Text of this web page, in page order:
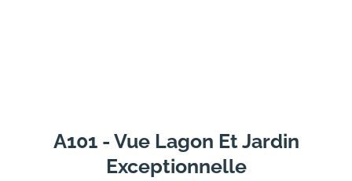
A101 - Vue Lagon Et Jardin
Exceptionnelle